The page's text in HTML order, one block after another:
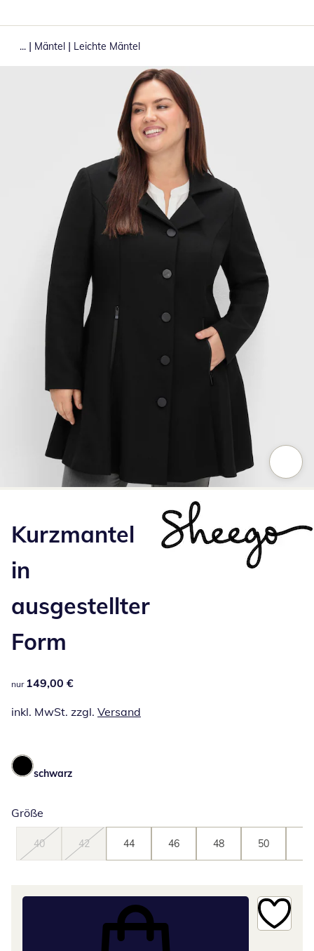
... | Mäntel | Leichte Mäntel
Kurzmantel
in
ausgestellter
Form
149,00 €
nur 149,00 €
inkl. MwSt. zzgl. Versand
schwarz
Größe
40 42 44 46 48 50